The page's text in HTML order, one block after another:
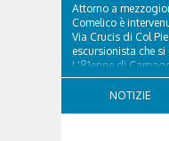
Attorno a
Comelico è
Via Crucis di Col
escursionista che
L'81enne di
comitiva e aveva
NOTIZIE